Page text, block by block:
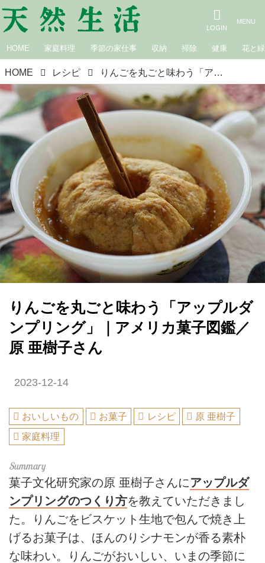
HOME 家庭料理 季節の家仕事 収納 掃除 健康 花と緑
HOME レシピ りんごを丸ごと味わう「アップルダンプリング」｜アメリカ菓子図鑑／原 亜樹子さん
りんごを丸ごと味わう「アップルダ
ンプリング」｜アメリカ菓子図鑑／
原 亜樹子さん
2023-12-14
おいしいもの お菓子 レシピ
原 亜樹子
家庭料理
菓子文化研究家の原 亜樹子さんにアップルダ
ンプリングのつくり方を教えていただきまし
た。りんごをビスケット生地で包んで焼き上
げるお菓子は、ほんのりシナモンが香る素朴
な味わい。りんごがおいしい、いまの季節に